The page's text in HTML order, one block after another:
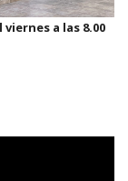
a las 8.00